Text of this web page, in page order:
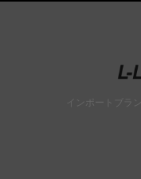
インポートブラ